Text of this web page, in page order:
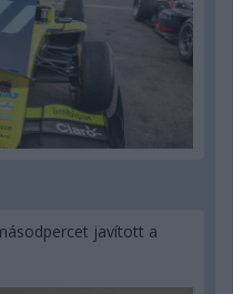
javított a